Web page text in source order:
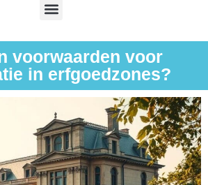
voorwaarden voor
in erfgoedzones?